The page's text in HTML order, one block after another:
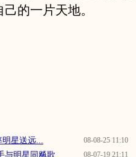
的一片天地。
08-08-25 11:10
星送远...
08-07-19 21:11
与明星同飚歌